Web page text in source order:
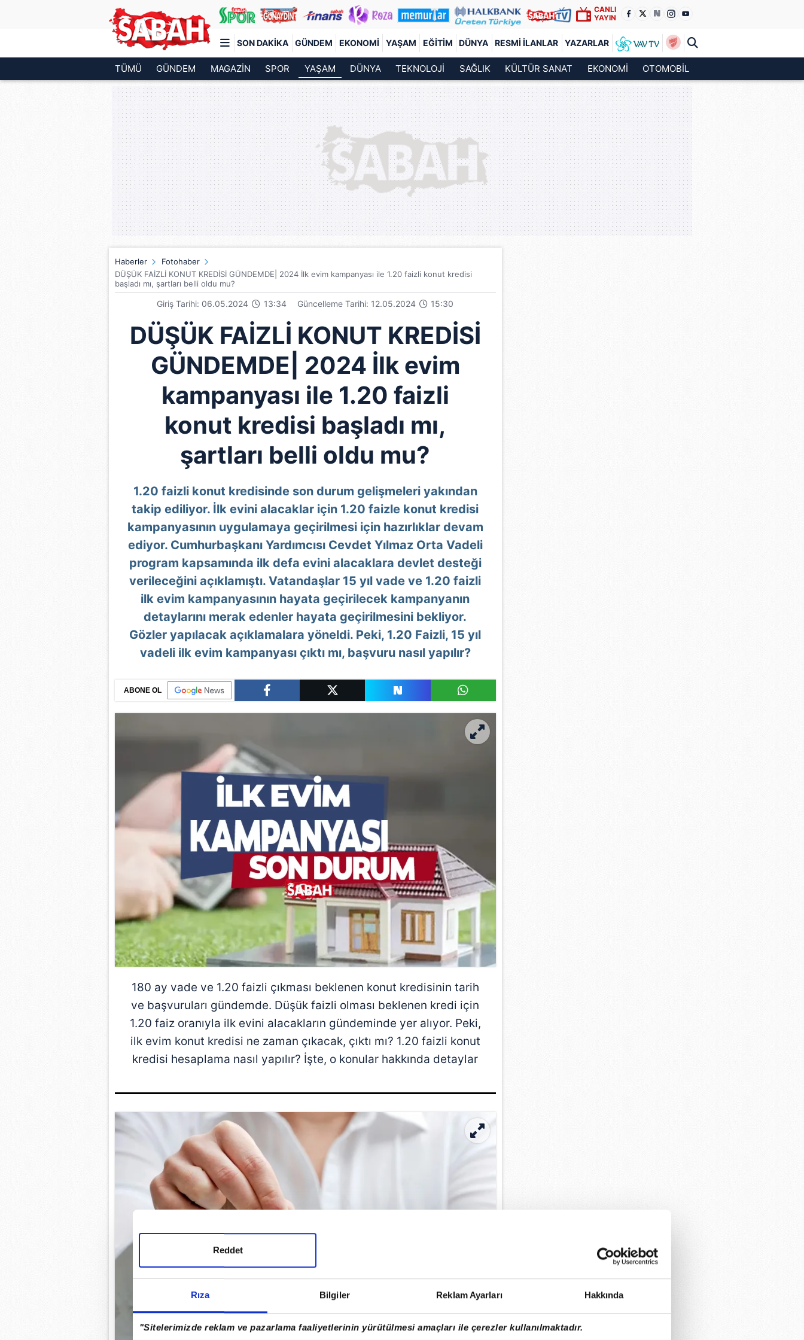
Rıza Bilgiler Reklam Ayarları Hakkında
"Sitelerimizde reklam ve pazarlama faaliyetlerinin yürütülmesi amaçları ile çerezler kullanılmaktadır.
Reddet
CANLI
YAYIN
SON DAKIKA GÜNDEM EKONOMI YAŞAM EĞITIM DÜNYA RESMI İLANLAR YAZARLAR
Türkiye'nin en iyi haber sitesi
TÜMÜ GÜNDEM MAGAZİN SPOR YAŞAM DÜNYA TEKNOLOJİ SAĞLIK KÜLTÜR SANAT EKONOMİ OTOMOBİL
Haberler
Fotohaber
DÜŞÜK FAİZLİ KONUT KREDİSİ GÜNDEMDE| 2024 İlk evim kampanyası ile 1.20 faizli konut kredisi
başladı mı, şartları belli oldu mu?
Giriş Tarihi: 06.05.2024 13:34 Güncelleme Tarihi: 12.05.2024 15:30
DÜŞÜK FAİZLİ KONUT KREDİSİ
GÜNDEMDE| 2024 İlk evim
kampanyası ile 1.20 faizli
konut kredisi başladı mı,
şartları belli oldu mu?
1.20 faizli konut kredisinde son durum gelişmeleri yakından
takip ediliyor. İlk evini alacaklar için 1.20 faizle konut kredisi
kampanyasının uygulamaya geçirilmesi için hazırlıklar devam
ediyor. Cumhurbaşkanı Yardımcısı Cevdet Yılmaz Orta Vadeli
program kapsamında ilk defa evini alacaklara devlet desteği
verileceğini açıklamıştı. Vatandaşlar 15 yıl vade ve 1.20 faizli
ilk evim kampanyasının hayata geçirilecek kampanyanın
detaylarını merak edenler hayata geçirilmesini bekliyor.
Gözler yapılacak açıklamalara yöneldi. Peki, 1.20 Faizli, 15 yıl
vadeli ilk evim kampanyası çıktı mı, başvuru nasıl yapılır?
ABONE OL
180 ay vade ve 1.20 faizli çıkması beklenen konut kredisinin tarih
ve başvuruları gündemde. Düşük faizli olması beklenen kredi için
1.20 faiz oranıyla ilk evini alacakların gündeminde yer alıyor. Peki,
ilk evim konut kredisi ne zaman çıkacak, çıktı mı? 1.20 faizli konut
kredisi hesaplama nasıl yapılır? İşte, o konular hakkında detaylar